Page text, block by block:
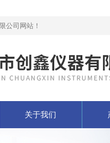
公司网站！
关于我们